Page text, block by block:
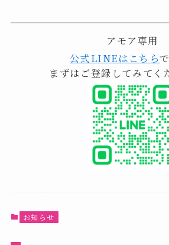
アモア専用
公式LINEはこちら
まずはご登録してみてく
お知らせ